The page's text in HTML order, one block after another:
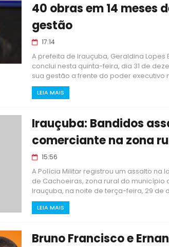
40 obras em 14 meses
gestão
17:14
A prefeita de Irauçuba, Geraldina Lopes
conclui nesta quinta-feira, dia 31 de
sua gestão a frente do poder executivo
LEIA MAIS
Irauçuba: Bandidos
comerciante na zona
15:56
A Polícia Militar registrou um assalto na
de Cachoeiras, zona rural do município
Irauçuba, na noite de terça-feira, 29 de
LEIA MAIS
Bruno Francisco e